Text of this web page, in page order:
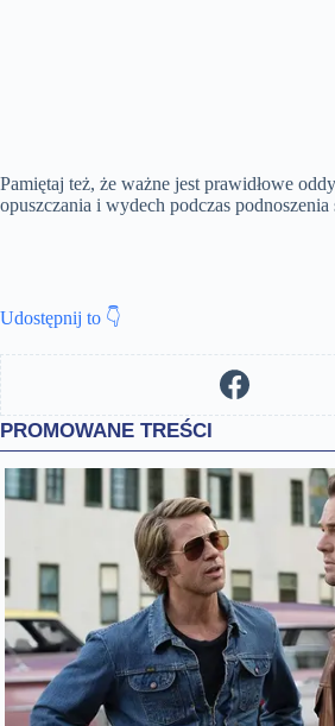
Pamiętaj też, że ważne jest prawidłowe
opuszczania i wydech podczas podnoszenia
Udostępnij to 👇